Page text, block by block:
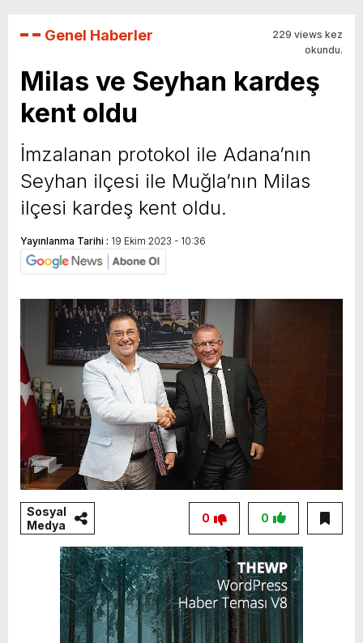
Genel Haberler
229 views kez
okundu.
Milas ve Seyhan kardeş
kent oldu
İmzalanan protokol ile Adana’nın
Seyhan ilçesi ile Muğla’nın Milas
ilçesi kardeş kent oldu.
Yayınlanma Tarihi : 19 Ekim 2023 - 10:36
Sosyal
Medya
0
0